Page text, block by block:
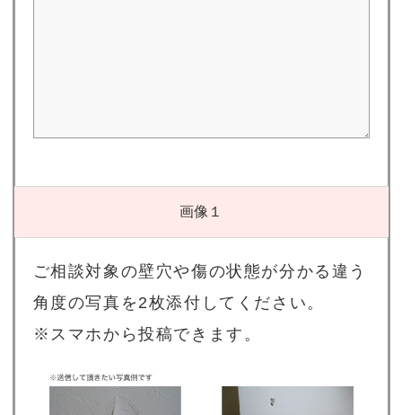
画像１
ご相談対象の壁穴や傷の状態が分かる違う
角度の写真を2枚添付してください。
※スマホから投稿できます。